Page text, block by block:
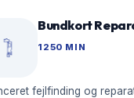
Bundkort
1250 MIN
fejlfinding og